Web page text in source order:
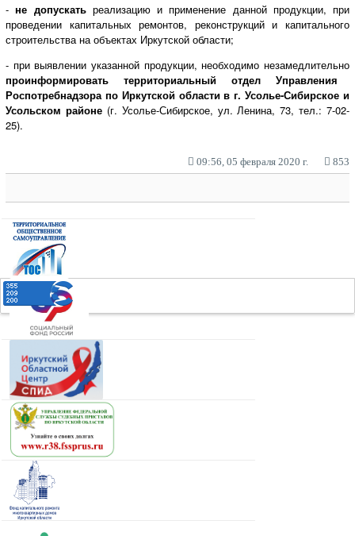
-не допускатьреализацию и применение данной продукции, при
проведении капитальных ремонтов, реконструкций и капитального
строительства на объектах Иркутской области;
- при выявлении указанной продукции, необходимо незамедлительно
проинформировать территориальный отдел Управления
Роспотребнадзора по Иркутской области в г. Усолье-Сибирское и
Усольском районе(г. Усолье-Сибирское, ул. Ленина, 73, тел.: 7-02-
25).
09:56, 05 февраля 2020 г. 853